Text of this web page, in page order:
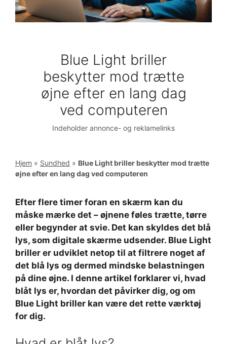
Blue Light briller
beskytter mod trætte
øjne efter en lang dag
ved computeren
Indeholder annonce- og reklamelinks
Hjem » Sundhed » Blue Light briller beskytter mod trætte
øjne efter en lang dag ved computeren
Efter flere timer foran en skærm kan du
måske mærke det – øjnene føles trætte, tørre
eller begynder at svie. Det kan skyldes det blå
lys, som digitale skærme udsender. Blue Light
briller er udviklet netop til at filtrere noget af
det blå lys og dermed mindske belastningen
på dine øjne. I denne artikel forklarer vi, hvad
blåt lys er, hvordan det påvirker dig, og om
Blue Light briller kan være det rette værktøj
for dig.